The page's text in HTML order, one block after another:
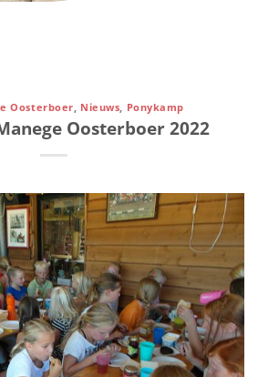
Oosterboer, Nieuws, Ponykamp
Oosterboer 2022